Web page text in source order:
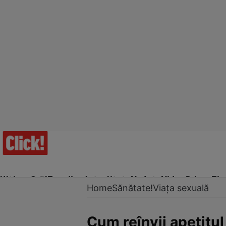
Ultima Oră!Trending Actualitate Vedete Video Prime Time
HomeSănătate!Viața sexuală
Cum reînvii